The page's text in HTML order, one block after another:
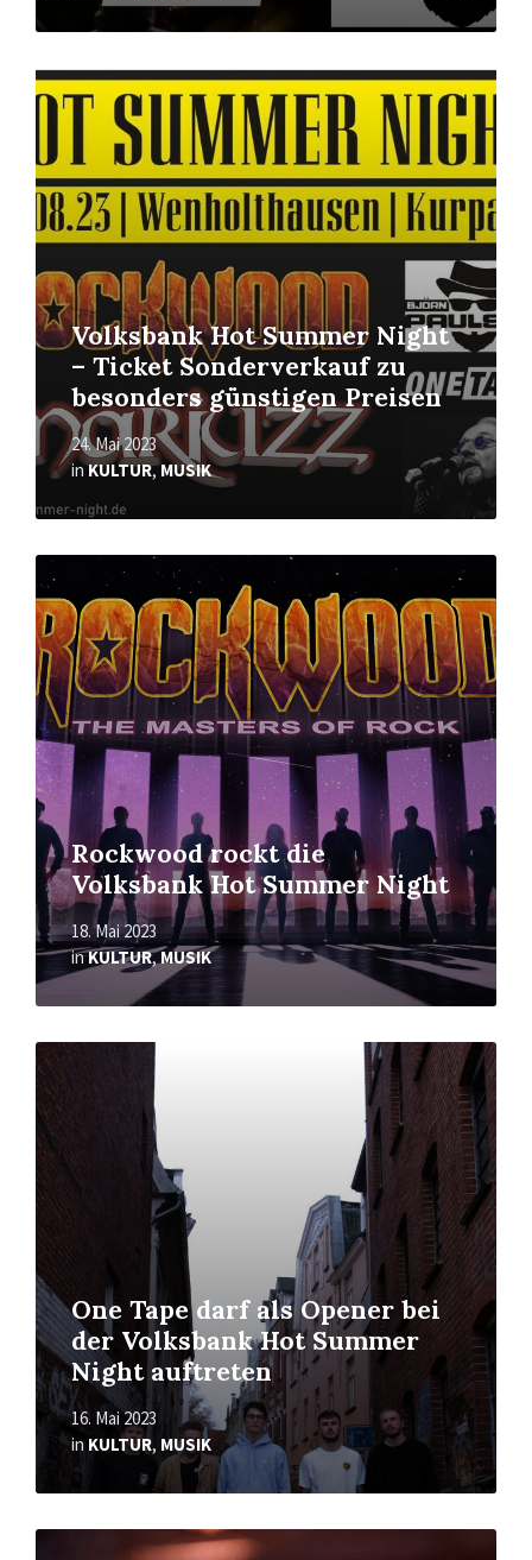
Volksbank Hot Summer Night
– Ticket Sonderverkauf zu
besonders günstigen Preisen
24. Mai 2023
inKULTUR,MUSIK
Mehr
erfahren
Rockwood rockt die
Volksbank Hot Summer Night
18. Mai 2023
inKULTUR,MUSIK
Mehr
erfahren
One Tape darf als Opener bei
der Volksbank Hot Summer
Night auftreten
16. Mai 2023
in KULTUR, MUSIK
Mehr
erfahren
Mehr